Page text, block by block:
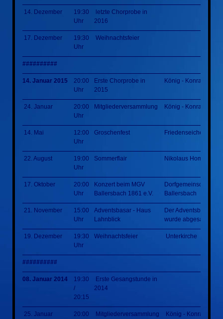
14. Dezember
19:30
Uhr
letzte Chorprobe in
2016
17. Dezember
19:30
Uhr
Weihnachtsfeier
##########
14. Januar 2015
20:00
Uhr
Erste Chorprobe in
2015
König - Konrad -
24. Januar
20:00
Uhr
Mitgliederversammlung König - Konrad -
14. Mai
12:00
Uhr
Groschenfest Friedenseiche
22. August
19:00
Uhr
Sommerflair Nikolaus Homm Park
17. Oktober
20:00
Uhr
Konzert beim MGV
Ballersbach 1861 e.V.
Ballersbach
21. November
15:00
Uhr
Adventsbasar - Haus
Lahnblick
Der Adventsbasar
wurde abgesagt
19. Dezember
19:30
Uhr
Weihnachtsfeier Unterkirche
##########
08. Januar 2014
19:30
/
20:15
Erste Gesangstunde in
2014
25. Januar
20:00
Mitgliederversammlung König - Konrad -